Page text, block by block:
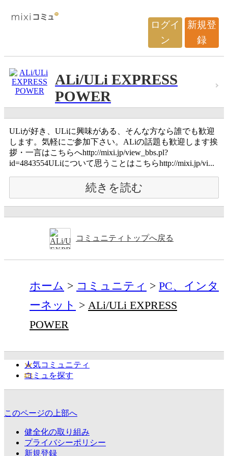
ログイ
ン
新規登
録
ALi/ULi EXPRESS
POWER
ULiが好き、ULiに興味がある、そんな方なら誰でも歓迎
します。気軽にご参加下さい。ALiの話題も歓迎します挨
拶・一言はこちらへhttp://mixi.jp/view_bbs.pl?
id=4843554ULiについて思うことはこちらhttp://mixi.jp/vi...
続きを読む
コミュニティトップへ戻る
ホーム コミュニティ
PC、インタ
ーネット
ALi/ULi EXPRESS
POWER
人気コミュニティ
コミュを探す
このページの上部へ
健全化の取り組み
プライバシーポリシー
新規登録